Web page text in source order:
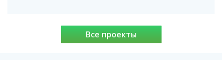
Все проекты